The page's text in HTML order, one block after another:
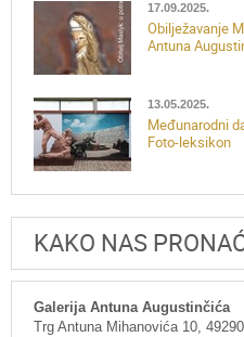
17.09.2025.
Obilježavanje
Antuna
13.05.2025.
Međunarodni
Foto-leksikon
KAKO NAS
Galerija Antuna Augustinčića
Trg Antuna Mihanovića 10,